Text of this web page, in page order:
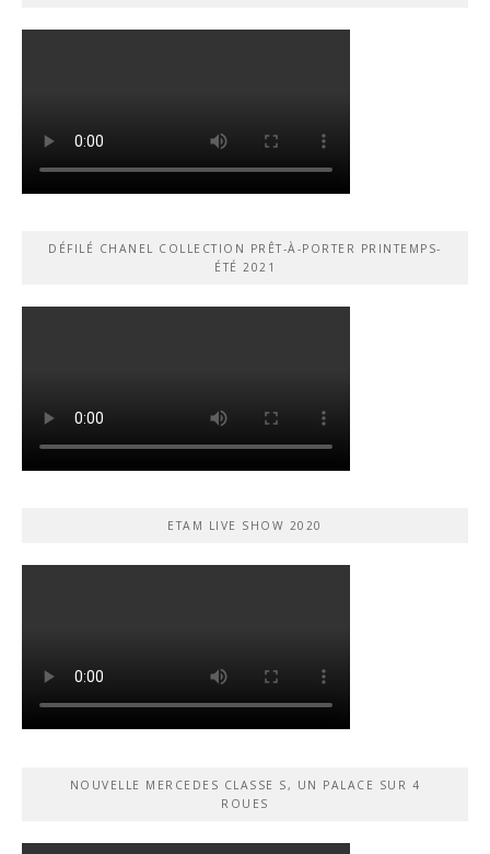
DÉFILÉ CHANEL COLLECTION PRÊT-À-PORTER PRINTEMPS-
ÉTÉ 2021
ETAM LIVE SHOW 2020
NOUVELLE MERCEDES CLASSE S, UN PALACE SUR 4
ROUES